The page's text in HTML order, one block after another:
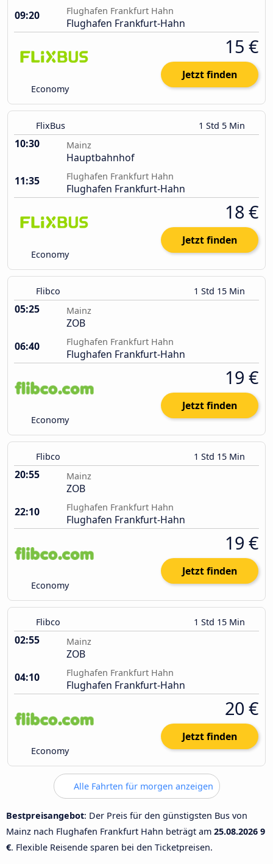
09:20
Flughafen Frankfurt Hahn
Flughafen Frankfurt-Hahn
Economy
15 €
Jetzt finden
FlixBus 1 Std 5 Min
10:30 Mainz
Hauptbahnhof
11:35
Flughafen Frankfurt Hahn
Flughafen Frankfurt-Hahn
Economy
18 €
Jetzt finden
Flibco 1 Std 15 Min
05:25 Mainz
ZOB
06:40
Flughafen Frankfurt Hahn
Flughafen Frankfurt-Hahn
Economy
19 €
Jetzt finden
Flibco 1 Std 15 Min
20:55 Mainz
ZOB
22:10
Flughafen Frankfurt Hahn
Flughafen Frankfurt-Hahn
Economy
19 €
Jetzt finden
Flibco 1 Std 15 Min
02:55 Mainz
ZOB
04:10
Flughafen Frankfurt Hahn
Flughafen Frankfurt-Hahn
Economy
20 €
Jetzt finden
Alle Fahrten für morgen anzeigen
Bestpreisangebot: Der Preis für den günstigsten Bus von
Mainz nach Flughafen Frankfurt Hahn beträgt am 25.08.2026 9
€. Flexible Reisende sparen bei den Ticketpreisen.